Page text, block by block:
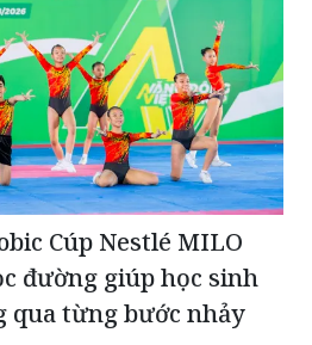
Cúp Nestlé MILO
đường giúp học sinh
qua từng bước nhảy